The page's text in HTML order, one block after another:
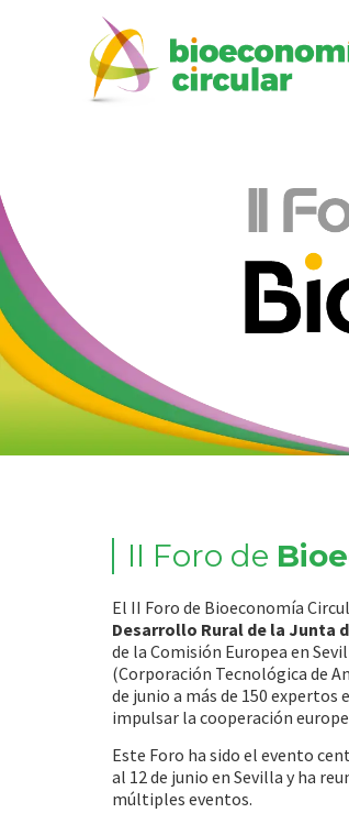
II Foro de
El II Foro de Bioeconomía
Desarrollo Rural de la Junta
de la Comisión Europea en
(Corporación Tecnológica de
de junio a más de 150
impulsar la cooperación
Este Foro ha sido el evento
al 12 de junio en Sevilla y ha
múltiples eventos.